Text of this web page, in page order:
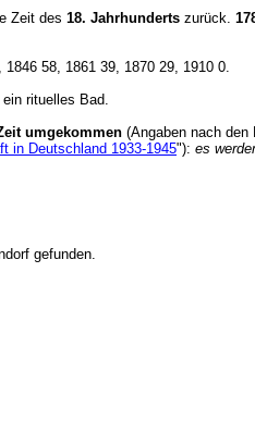
Zeit des 18. Jahrhunderts zurück.
58, 1861 39, 1870 29, 1910 0.
ein rituelles Bad.
umgekommen (Angaben nach den
in Deutschland 1933-1945"): es
gefunden.